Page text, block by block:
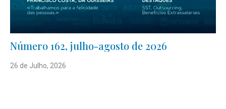
Número 162, julho-agosto de 2026
26 de Julho, 2026